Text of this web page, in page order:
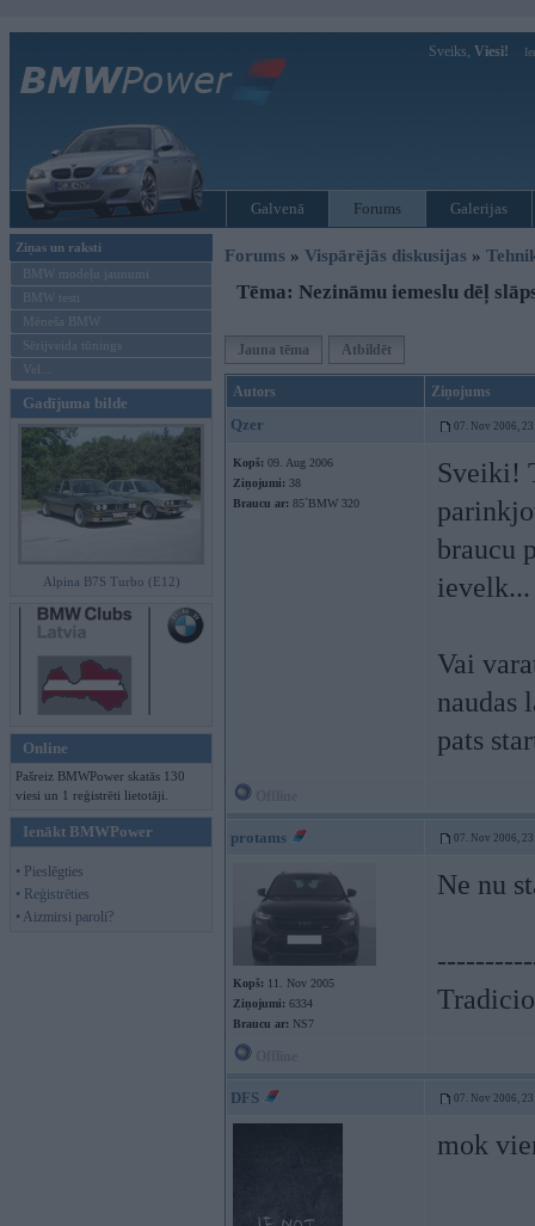
Sveiks, Viesi!
Galvenā Forums Galerijas
Ziņas un raksti
BMW modeļu jaunumi
BMW testi
Mēneša BMW
Sērijveida tūnings
Vel...
Gadījuma bilde
Alpina B7S Turbo (E12)
Online
Pašreiz BMWPower skatās 130
viesi un 1 reģistrēti lietotāji.
Ienākt BMWPower
• Pieslēgties
• Reģistrēties
• Aizmirsi paroli?
Forums » Vispārējās diskusijas »
Tēma: Nezināmu iemeslu dēļ
Jauna tēma Atbildēt
Autors Ziņojums
Qzer 07. Nov 2006,
Kopš: 09. Aug 2006
Ziņojumi: 38
Braucu ar: 85`BMW 320
Sveiki!
braucu
ievelk...
Vai
naudas
pats
protams 07. Nov 2006,
Kopš: 11. Nov 2005
Ziņojumi: 6334
Braucu ar: NS7
Ne nu
DFS 07. Nov 2006,
mok